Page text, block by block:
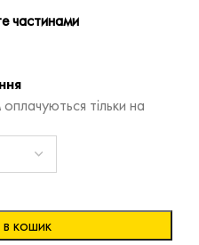
частинами
тільки на
кошик